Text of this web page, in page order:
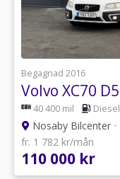
Begagnad 2016
40 400 mil Diesel
Nosaby Bilcenter •
fr. 1 782 kr/mån
110 000 kr